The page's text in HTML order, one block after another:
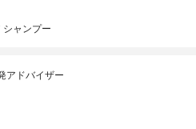
シャンプー
アドバイザー